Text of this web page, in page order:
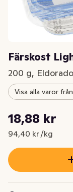
Färskost
200 g, Eldorado
Visa alla varor
Nuvarande pris
18,88 kr
94,40 kr /kg
Styckpris: 94,40